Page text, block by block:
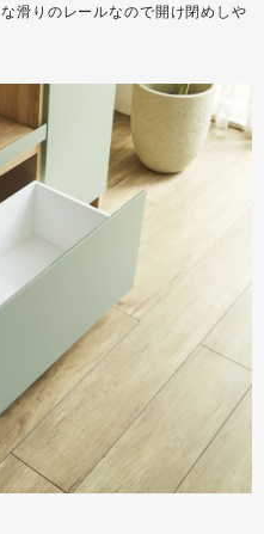
滑りのレールなので開け閉めしや